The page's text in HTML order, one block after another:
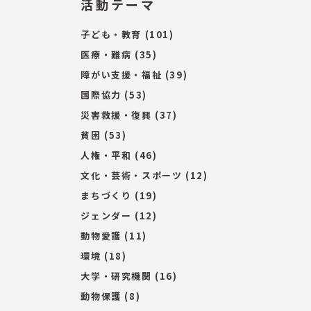
活動テーマ
子ども・教育 (101)
医療・難病 (35)
障がい支援・福祉 (39)
国際協力 (53)
災害救援・復興 (37)
貧困 (53)
人権・平和 (46)
文化・芸術・スポーツ (12)
まちづくり (19)
ジェンダー (12)
動物愛護 (11)
環境 (18)
大学・研究機関 (16)
動物保護 (8)